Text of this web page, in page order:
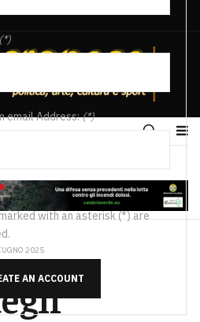
(*)
email Address:(*)
with an asterisk (*) are
AN ACCOUNT
2025